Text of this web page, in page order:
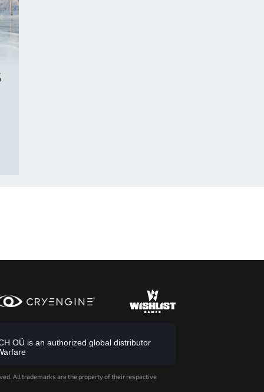
OÜ is an authorized global distributor
All trademarks are the property of their respective